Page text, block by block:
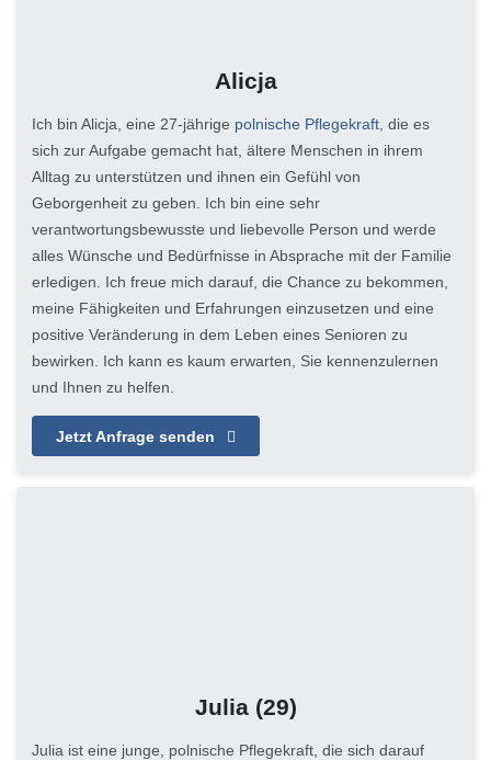
Alicja
Ich bin Alicja, eine 27-jährige polnische Pflegekraft, die es
sich zur Aufgabe gemacht hat, ältere Menschen in ihrem
Alltag zu unterstützen und ihnen ein Gefühl von
Geborgenheit zu geben. Ich bin eine sehr
verantwortungsbewusste und liebevolle Person und werde
alles Wünsche und Bedürfnisse in Absprache mit der Familie
erledigen. Ich freue mich darauf, die Chance zu bekommen,
meine Fähigkeiten und Erfahrungen einzusetzen und eine
positive Veränderung in dem Leben eines Senioren zu
bewirken. Ich kann es kaum erwarten, Sie kennenzulernen
und Ihnen zu helfen.
Jetzt Anfrage senden
Julia (29)
Julia ist eine junge, polnische Pflegekraft, die sich darauf